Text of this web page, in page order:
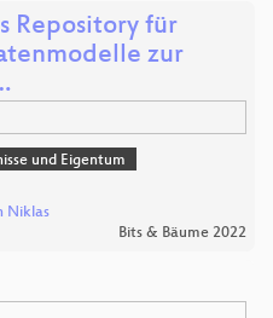
Repository für
zur
und Eigentum
Niklas
Bits & Bäume 2022